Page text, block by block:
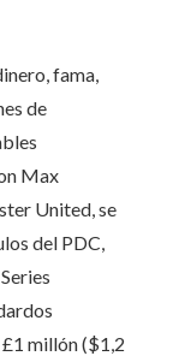
fama,
de
Max
United, se
del PDC,
millón ($1,2